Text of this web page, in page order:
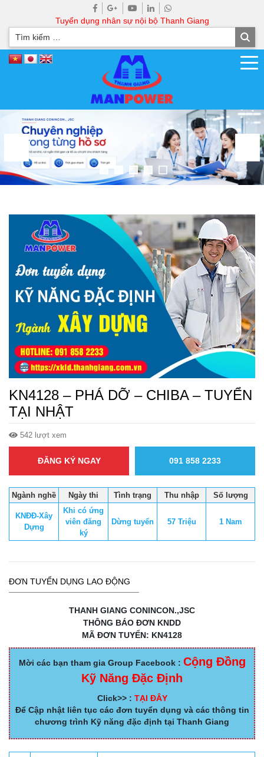
Tuyển dụng nhân sự nội bộ Thanh Giang
KN4128 – PHÁ DỠ – CHIBA – TUYỂN
TẠI NHẬT
542 lượt xem
ĐĂNG KÝ NGAY 091 858 2233
Ngành nghề Ngày thi Tình trạng Thu nhập Số lượng
KNĐĐ-Xây
Dựng
Khi có ứng
viên đăng
ký
Dừng tuyển 57 Triệu 1 Nam
ĐƠN TUYỂN DỤNG LAO ĐỘNG
THANH GIANG CONINCON.,JSC
THÔNG BÁO ĐƠN KNDD
MÃ ĐƠN TUYỂN: KN4128
Mời các bạn tham gia Group Facebook : Cộng Đồng
Kỹ Năng Đặc Định
Click>> : TẠI ĐÂY
Để Cập nhật liên tục các đơn tuyển dụng và các thông tin
chương trình Kỹ năng đặc định tại Thanh Giang